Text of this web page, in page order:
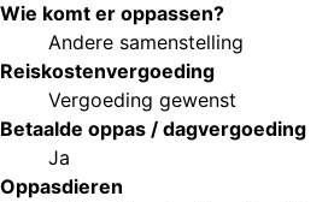
Wie komt er oppassen?
Andere samenstelling
Reiskostenvergoeding
Vergoeding gewenst
Betaalde oppas / dagvergoeding
Ja
Oppasdieren